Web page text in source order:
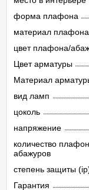
форма плафона
материал
цвет плафона/
Цвет арматуры
Материал
вид ламп
цоколь
напряжение
количество
абажуров
степень защиты
Гарантия